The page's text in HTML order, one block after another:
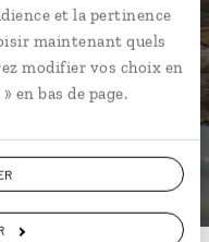
et la pertinence
maintenant quels
modifier vos choix en
en bas de page.